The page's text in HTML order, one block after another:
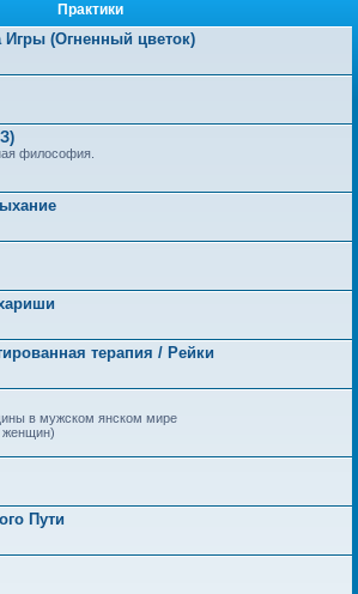
Практики
Игры (Огненный цветок)
философия.
терапия / Рейки
в мужском янском мире
женщин)
Пути